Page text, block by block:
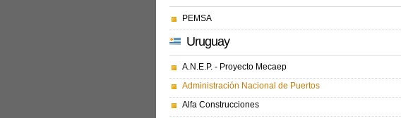
PEMSA
Uruguay
A.N.E.P. - Proyecto Mecaep
Administración Nacional de Puertos
Alfa Construcciones